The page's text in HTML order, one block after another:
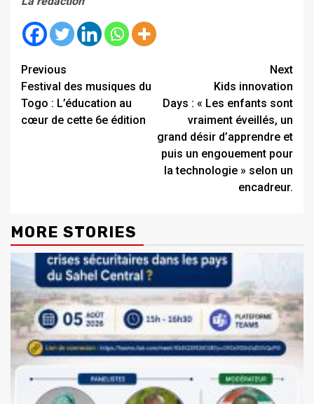
Continue
Reading
Previous
Festival des musiques du
Togo : L’éducation au
cœur de cette 6e édition
Next
Kids innovation
Days : « Les enfants sont
vraiment éveillés, un
grand désir d’apprendre et
puis un engouement pour
la technologie » selon un
encadreur.
MORE STORIES